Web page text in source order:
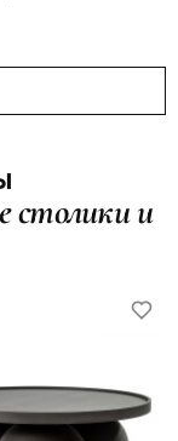
столики и